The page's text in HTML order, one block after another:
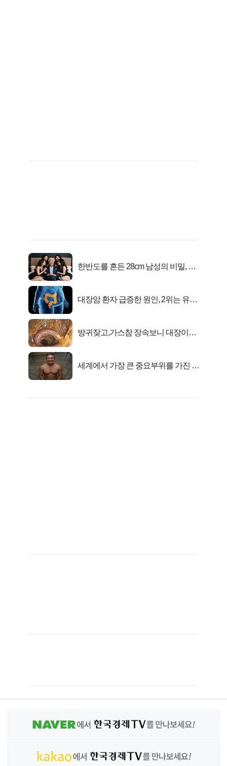
한반도를 흔든 28cm 남성의 비밀, 매
대장암 환자 급증한 원인, 2위는 유산
방귀잦고,가스참 장속보니 대장이아
세계에서 가장 큰 중요부위를 가진 남